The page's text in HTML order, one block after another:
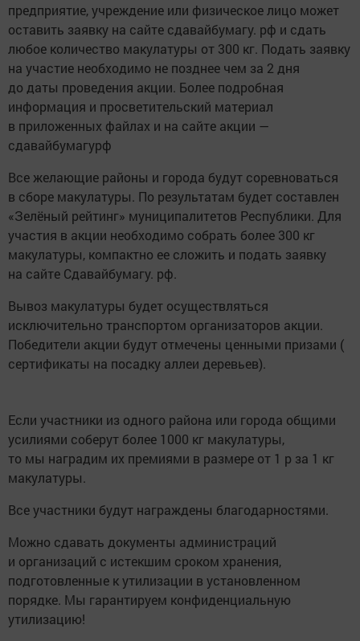
предприятие, учреждение или физическое лицо может
оставить заявку на сайте сдавайбумагу. рф и сдать
любое количество макулатуры от 300 кг. Подать заявку
на участие необходимо не позднее чем за 2 дня
до даты проведения акции. Более подробная
информация и просветительский материал
в приложенных файлах и на сайте акции —
сдавайбумагурф
Все желающие районы и города будут соревноваться
в сборе макулатуры. По результатам будет составлен
«Зелёный рейтинг» муниципалитетов Республики. Для
участия в акции необходимо собрать более 300 кг
макулатуры, компактно ее сложить и подать заявку
на сайте Сдавайбумагу. рф.
Вывоз макулатуры будет осуществляться
исключительно транспортом организаторов акции.
Победители акции будут отмечены ценными призами (
сертификаты на посадку аллеи деревьев).
Если участники из одного района или города общими
усилиями соберут более 1000 кг макулатуры,
то мы наградим их премиями в размере от 1 р за 1 кг
макулатуры.
Все участники будут награждены благодарностями.
Можно сдавать документы администраций
и организаций с истекшим сроком хранения,
подготовленные к утилизации в установленном
порядке. Мы гарантируем конфиденциальную
утилизацию!